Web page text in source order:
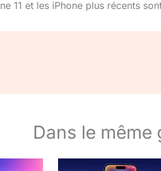
11 et les iPhone plus récents
Dans le même